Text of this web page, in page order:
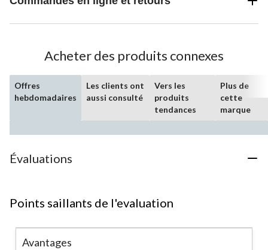
Acheter des produits connexes
Offres
hebdomadaires
Les clients ont
aussi consulté
Vers les
produits
tendances
Plus de
cette
marque
Évaluations
Points saillants de l'evaluation
Avantages